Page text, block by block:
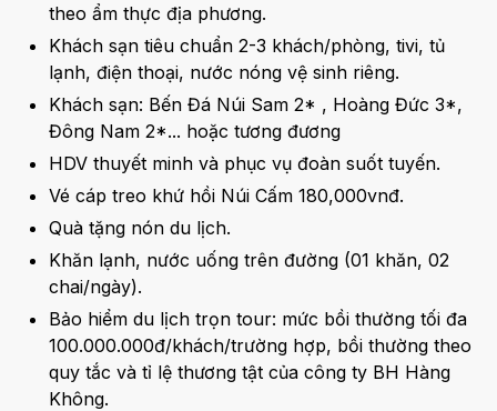
theo ẩm thực địa phương.
Khách sạn tiêu chuẩn 2-3 khách/phòng, tivi, tủ
lạnh, điện thoại, nước nóng vệ sinh riêng.
Khách sạn: Bến Đá Núi Sam 2* , Hoàng Đức 3*,
Đông Nam 2*... hoặc tương đương
HDV thuyết minh và phục vụ đoàn suốt tuyến.
Vé cáp treo khứ hồi Núi Cấm 180,000vnđ.
Quà tặng nón du lịch.
Khăn lạnh, nước uống trên đường (01 khăn, 02
chai/ngày).
Bảo hiểm du lịch trọn tour: mức bồi thường tối đa
100.000.000đ/khách/trường hợp, bồi thường theo
quy tắc và tỉ lệ thương tật của công ty BH Hàng
Không.